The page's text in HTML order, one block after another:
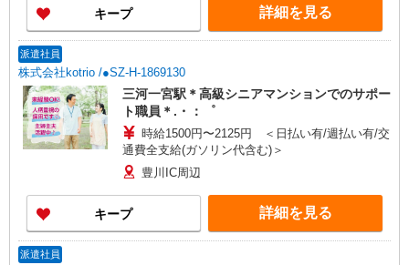
キープ 詳細を見る
派遣社員
株式会社kotrio /●SZ-H-1869130
三河一宮駅＊高級シニアマンションでのサポー
ト職員＊.・：゜
時給1500円〜2125円 ＜日払い有/週払い有/交
通費全支給(ガソリン代含む)＞
豊川IC周辺
キープ 詳細を見る
派遣社員